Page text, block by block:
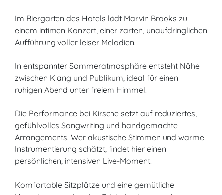
Im Biergarten des Hotels lädt Marvin Brooks zu
einem intimen Konzert, einer zarten, unaufdringlichen
Aufführung voller leiser Melodien.
In entspannter Sommeratmosphäre entsteht Nähe
zwischen Klang und Publikum, ideal für einen
ruhigen Abend unter freiem Himmel.
Die Performance bei Kirsche setzt auf reduziertes,
gefühlvolles Songwriting und handgemachte
Arrangements. Wer akustische Stimmen und warme
Instrumentierung schätzt, findet hier einen
persönlichen, intensiven Live-Moment.
Komfortable Sitzplätze und eine gemütliche